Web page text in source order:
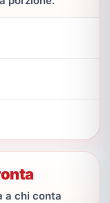
a chi conta